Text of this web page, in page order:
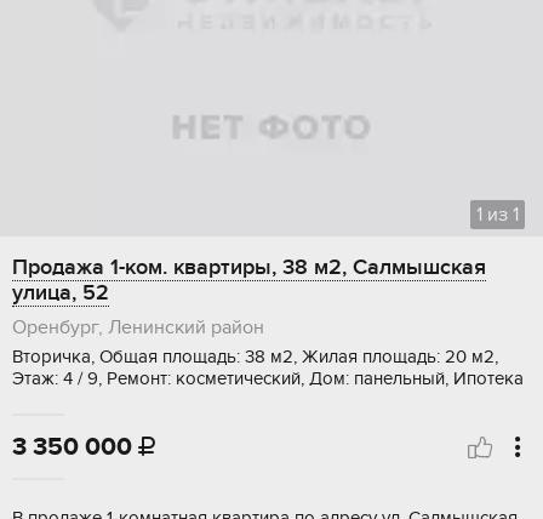
1 из 1
Продажа 1-ком. квартиры, 38 м2, Салмышская
улица, 52
Оренбург, Ленинский район
Вторичка, Общая площадь: 38 м2, Жилая площадь: 20 м2,
Этаж: 4 / 9, Ремонт: косметический, Дом: панельный, Ипотека
3 350 000 